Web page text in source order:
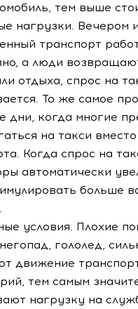
тем выше
нагрузки. Вечером
транспорт
а люди
отдыха, спрос на
То же самое
дни, когда многие
на такси
Когда спрос на
автоматически
больше
условия. Плохие
гололед,
движение
тем самым
нагрузку на